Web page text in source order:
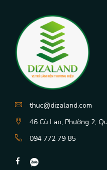
thuc@dizaland.com
46 Cù Lao, Phường 2,
094 772 79 85